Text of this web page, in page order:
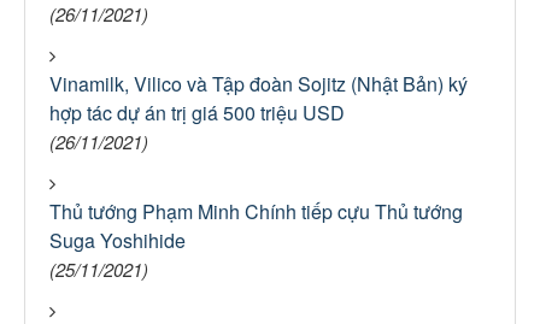
(26/11/2021)
Vinamilk, Vilico và Tập đoàn Sojitz (Nhật Bản) ký
hợp tác dự án trị giá 500 triệu USD
(26/11/2021)
Thủ tướng Phạm Minh Chính tiếp cựu Thủ tướng
Suga Yoshihide
(25/11/2021)